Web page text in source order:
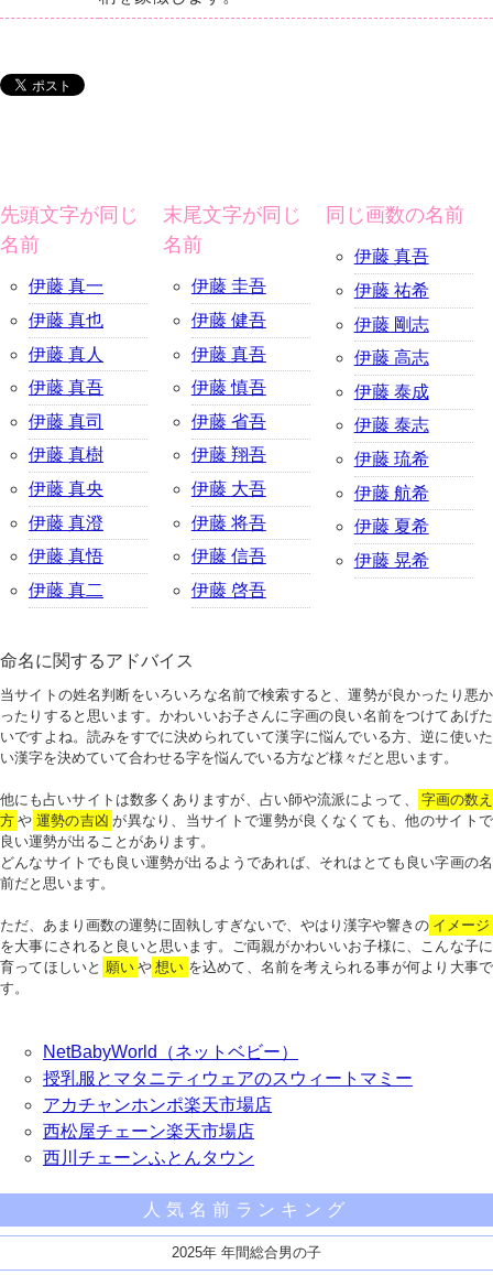
先頭文字が同じ
名前
伊藤 真一
伊藤 真也
伊藤 真人
伊藤 真吾
伊藤 真司
伊藤 真樹
伊藤 真央
伊藤 真澄
伊藤 真悟
伊藤 真二
末尾文字が同じ
名前
伊藤 圭吾
伊藤 健吾
伊藤 真吾
伊藤 慎吾
伊藤 省吾
伊藤 翔吾
伊藤 大吾
伊藤 将吾
伊藤 信吾
伊藤 啓吾
同じ画数の名前
伊藤 真吾
伊藤 祐希
伊藤 剛志
伊藤 高志
伊藤 泰成
伊藤 泰志
伊藤 琉希
伊藤 航希
伊藤 夏希
伊藤 晃希
命名に関するアドバイス
当サイトの姓名判断をいろいろな名前で検索すると、運勢が良かったり悪か
ったりすると思います。かわいいお子さんに字画の良い名前をつけてあげた
いですよね。読みをすでに決められていて漢字に悩んでいる方、逆に使いた
い漢字を決めていて合わせる字を悩んでいる方など様々だと思います。
他にも占いサイトは数多くありますが、占い師や流派によって、
字画の数え
方 や 運勢の吉凶 が異なり、当サイトで運勢が良くなくても、他のサイトで
良い運勢が出ることがあります。
どんなサイトでも良い運勢が出るようであれば、それはとても良い字画の名
前だと思います。
ただ、あまり画数の運勢に固執しすぎないで、やはり漢字や響きの イメージ
を大事にされると良いと思います。ご両親がかわいいお子様に、こんな子に
育ってほしいと 願い や 想い を込めて、名前を考えられる事が何より大事で
す。
NetBabyWorld（ネットベビー）
授乳服とマタニティウェアのスウィートマミー
アカチャンホンポ楽天市場店
西松屋チェーン楽天市場店
西川チェーンふとんタウン
人気名前ランキング
2025年 年間総合男の子